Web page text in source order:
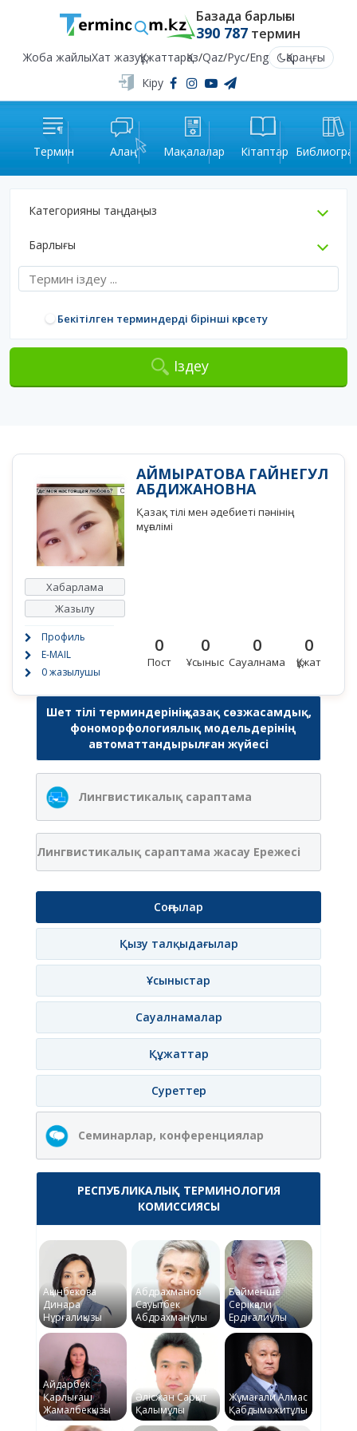
Базада барлығы
390 787термин
Жоба жайлыХат жазуҚұжаттарҚаз/Qaz/Рус/Eng
Қараңғы
Кіру
Термин Алаң Мақалалар Кітаптар
Категорияны таңдаңыз
Барлығы
Бекітілген терминдерді бірінші көрсету
Іздеу
Хабарлама
Жазылу
Профиль
E-MAIL
0 жазылушы
АЙМЫРАТОВА ГАЙНЕГУЛ
АБДИЖАНОВНА
Қазақ тілі мен әдебиеті пәнінің
мұғалімі
0
Пост
0
Ұсыныс
0
Сауалнама
0
Құжат
Шет тілі терминдерінің қазақ сөзжасамдық,
фономорфологиялық модельдерінің
автоматтандырылған жүйесі
Лингвистикалық сараптама
Лингвистикалық сараптама жасау Ережесі
Соңғылар
Қызу талқыдағылар
Ұсыныстар
Сауалнамалар
Құжаттар
Суреттер
Семинарлар, конференциялар
РЕСПУБЛИКАЛЫҚ ТЕРМИНОЛОГИЯ
КОМИССИЯСЫ
Ақынбекова
Динара
Нұрғалиқызы
Абдрахманов
Сауытбек
Абдрахманұлы
Байменше
Серікқали
Ердіғалиұлы
Айдарбек
Қарлығаш
Жамалбекқызы
Әлісжан Сарқыт
Қалымұлы
Жұмағали Алмас
Қабдымәжитұлы